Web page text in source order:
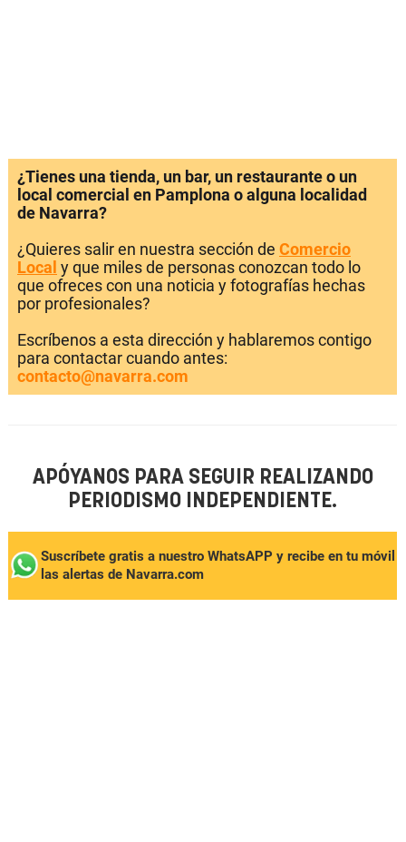
¿Tienes una tienda, un bar, un restaurante o un
local comercial en Pamplona o alguna localidad
de Navarra?
¿Quieres salir en nuestra sección de Comercio
Local y que miles de personas conozcan todo lo
que ofreces con una noticia y fotografías hechas
por profesionales?
Escríbenos a esta dirección y hablaremos contigo
para contactar cuando antes:
contacto@navarra.com
APÓYANOS PARA SEGUIR REALIZANDO
PERIODISMO INDEPENDIENTE.
Suscríbete gratis a nuestro WhatsAPP y recibe en tu móvil
las alertas de Navarra.com